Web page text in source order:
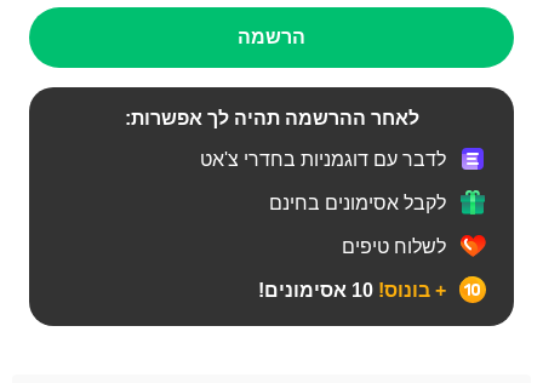
הרשמה
לאחר ההרשמה תהיה לך אפשרות:
לדבר עם דוגמניות בחדרי צ'אט
לקבל אסימונים בחינם
לשלוח טיפים
+ בונוס!